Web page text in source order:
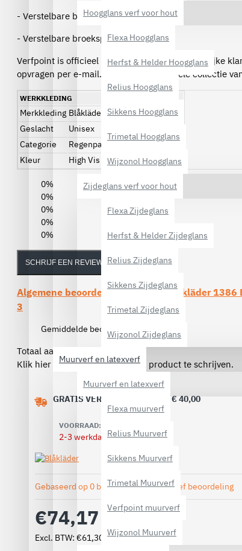
Hoogglans verf voor hout
Flexa Hoogglans
Herfst & Helder Hoogglans
Relius Hoogglans
Sikkens Hoogglans
Trimetal Hoogglans
Wijzonol Hoogglans
Zijdeglans verf voor hout
Flexa Zijdeglans
Herfst & Helder Zijdeglans
Relius Zijdeglans
Sikkens Zijdeglans
Trimetal Zijdeglans
Wijzonol Zijdeglans
Muurverf en latexverf
Muurverf en latexverf
Flexa muurverf
Relius Muurverf
Sikkens Muurverf
Trimetal Muurverf
Verfpoint muurverf
Wijzonol Muurverf
- Verstelbare bretels met elastiek
- Verstelbare broekspijp
Verfpoint is officieel dealer van Blåkläder, zakelijke
opvragen per e-mail. Bekijk
de gehele collectie
WERKKLEDING
Merkkleding Blåkläder
Geslacht
Unisex
Categorie
Regenpakken
Kleur
High Vis Geel, High Vis Oranje
0%
0%
0%
0%
0%
SCHRIJF EEN REVIEW
Algemene beoordelingen van deBlåkläder 1386
3
Gemiddelde beoordeling: (0)
Totaal aantal reviews (0)
Klik hier om een review over dit product te schrijven.
GRATIS VERZENDING VANAF € 40,00
VOORRAAD:
2-3 werkdagen
Gebaseerd op 0 beoordeling(en).-Geef beoordeling
€74,17
Excl. BTW: €61,30